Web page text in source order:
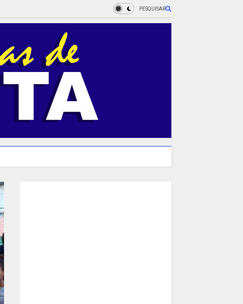
PESQUISAR